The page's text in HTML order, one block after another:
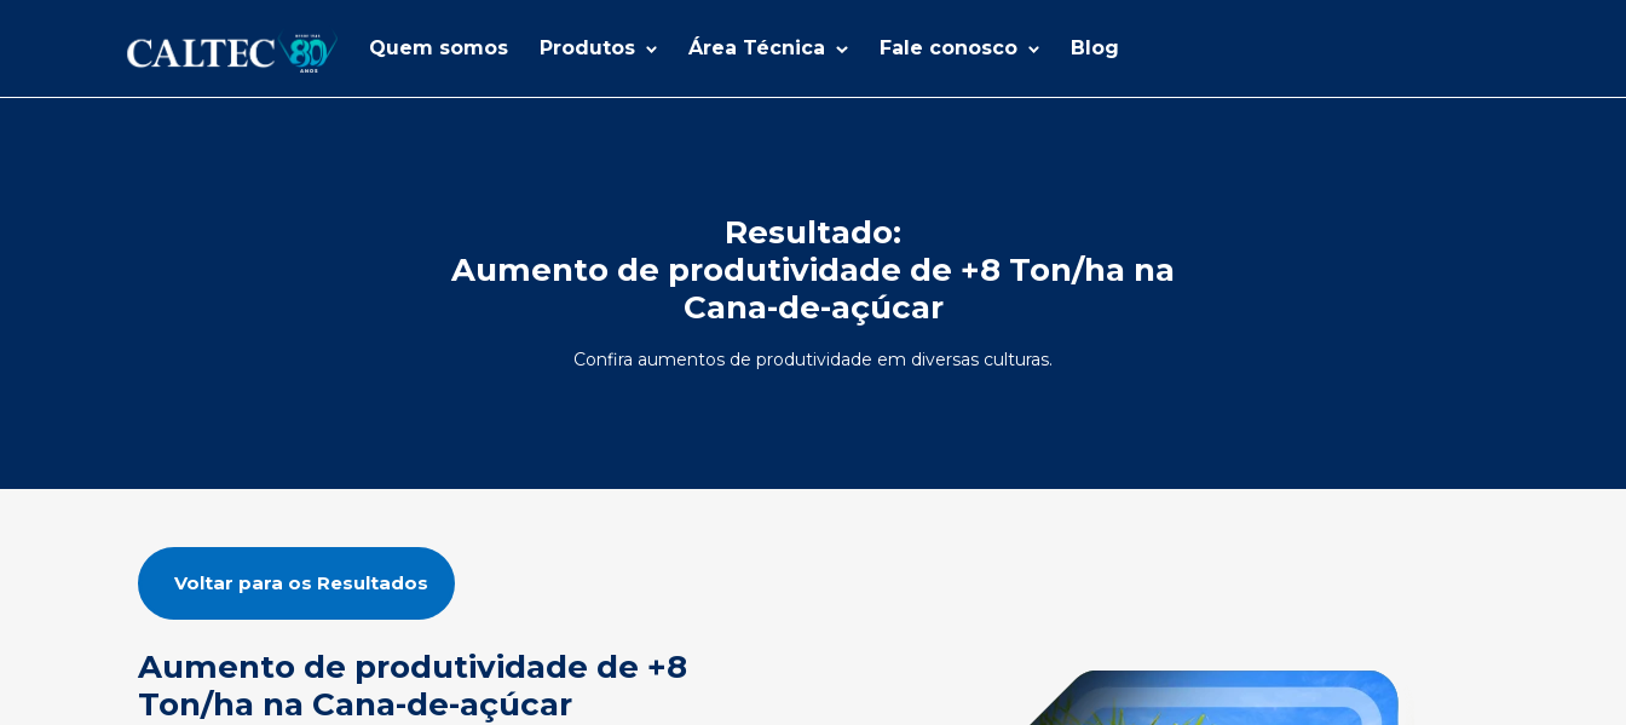
Quem somos Produtos Área Técnica Fale conosco Blog
Resultado:
Aumento de produtividade de +8 Ton/ha na
Cana-de-açúcar
Confira aumentos de produtividade em diversas culturas.
Voltar para os Resultados
Aumento de produtividade de +8
Ton/ha na Cana-de-açúcar